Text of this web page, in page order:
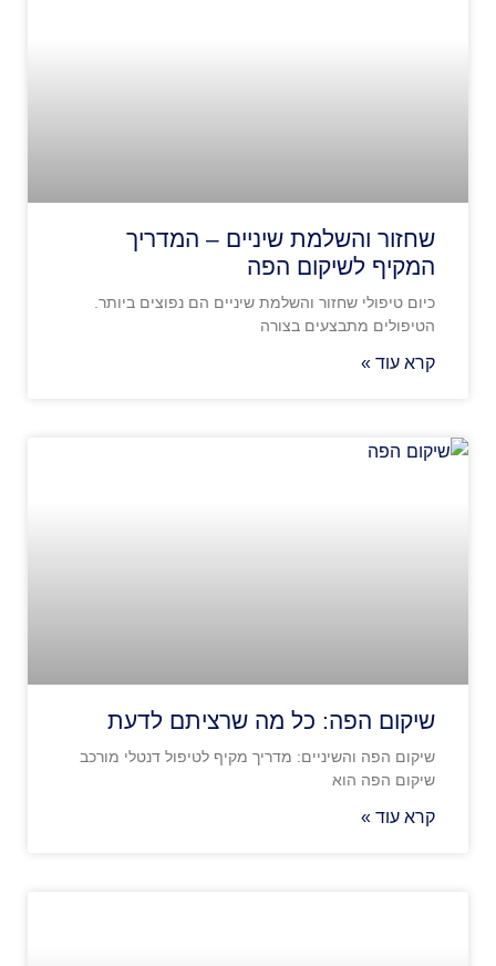
שחזור והשלמת שיניים – המדריך
המקיף לשיקום הפה
כיום טיפולי שחזור והשלמת שיניים הם נפוצים ביותר.
הטיפולים מתבצעים בצורה
קרא עוד »
שיקום הפה: כל מה שרציתם לדעת
שיקום הפה והשיניים: מדריך מקיף לטיפול דנטלי מורכב
שיקום הפה הוא
קרא עוד »